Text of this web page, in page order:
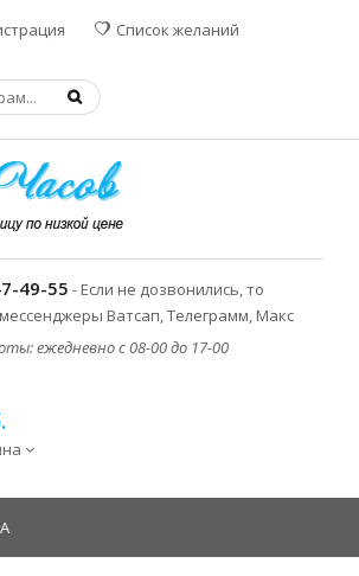
Список желаний
49-55 - Если не дозвонились, то
Ватсап, Телеграмм, Макс
ежедневно с 08-00 до 17-00